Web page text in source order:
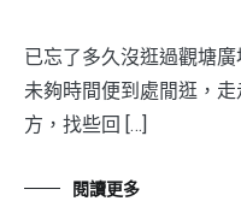
已忘了多久沒逛過觀塘
未夠時間便到處閒逛，
方，找些回 […]
閱讀更多